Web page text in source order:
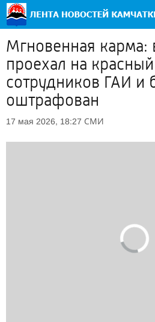
Мгновенная карма:
проехал на красный
сотрудников ГАИ и
оштрафован
17 мая 2026, 18:27 СМИ